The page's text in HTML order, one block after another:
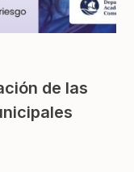
de las